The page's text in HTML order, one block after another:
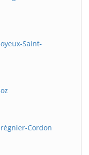
Saint-
Cordon